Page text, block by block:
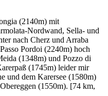
(2140m) mit
Nordwand, Sella- und
nach Cherz und Arraba
Pordoi (2240m) hoch
(1348m) und Pozzo di
(1745m) leider mir
und dem Karersee (1580m)
(1550m). [74 km,